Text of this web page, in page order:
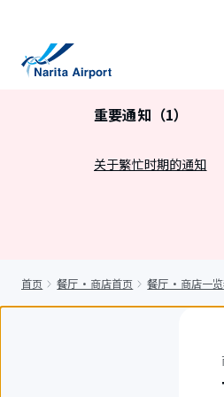
重要通知（1）
关于繁忙时期的通知
首页 餐厅・商店首页 餐厅・商店一